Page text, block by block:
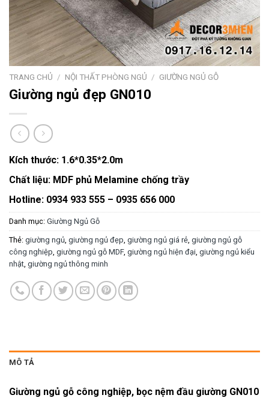
TRANG CHỦ / NỘI THẤT PHÒNG NGỦ / GIƯỜNG NGỦ GỖ
Giường ngủ đẹp GN010
Kích thước: 1.6*0.35*2.0m
Chất liệu: MDF phủ Melamine chống trầy
Hotline: 0934 933 555 – 0935 656 000
Danh mục: Giường Ngủ Gỗ
Thẻ: giường ngủ, giường ngủ đẹp, giường ngủ giá rẻ, giường ngủ gỗ
công nghiệp, giường ngủ gỗ MDF, giường ngủ hiện đại, giường ngủ kiểu
nhật, giường ngủ thông minh
MÔ TẢ
Giường ngủ gỗ công nghiệp, bọc nệm đầu giường GN010